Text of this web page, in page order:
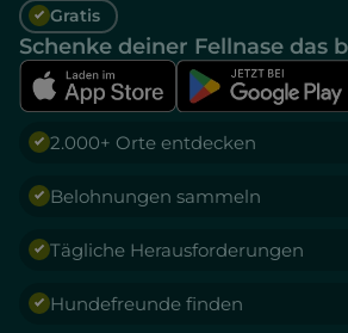
Gratis
Schenke deiner Fellnase das
2.000+ Orte entdecken
Belohnungen sammeln
Tägliche Herausforderungen
Hundefreunde finden